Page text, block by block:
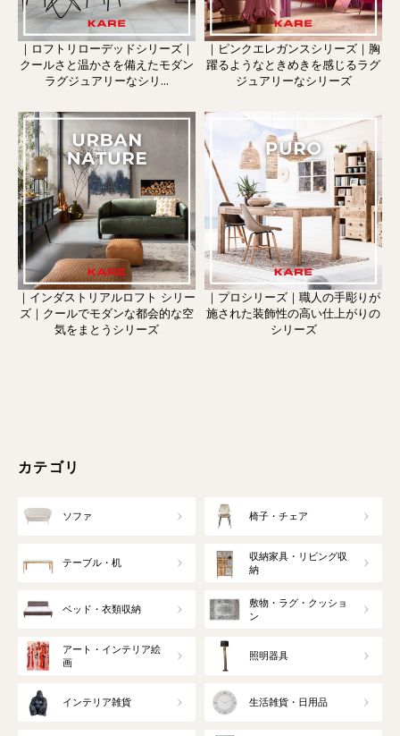
｜ロフトリローデッドシリーズ｜
クールさと温かさを備えたモダン
ラグジュアリーなシリ...
｜ピンクエレガンスシリーズ｜胸
躍るようなときめきを感じるラグ
ジュアリーなシリーズ
｜インダストリアルロフト シリー
ズ｜クールでモダンな都会的な空
気をまとうシリーズ
｜プロシリーズ｜職人の手彫りが
施された装飾性の高い仕上がりの
シリーズ
カテゴリ
ソファ 椅子・チェア
テーブル・机
収納家具・リビング収
納
ベッド・衣類収納
敷物・ラグ・クッショ
ン
アート・インテリア絵
画
照明器具
インテリア雑貨 生活雑貨・日用品